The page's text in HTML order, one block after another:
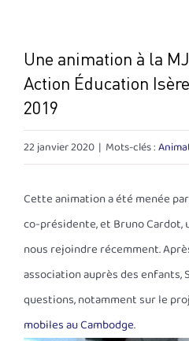
Une animation à la
Action Éducation
2019
22 janvier 2020 | Mots-clés :
Cette animation a été menée
co-présidente, et Bruno Cardot,
nous rejoindre récemment.
association auprès des enfants,
questions, notamment sur le
mobiles au Cambodge.